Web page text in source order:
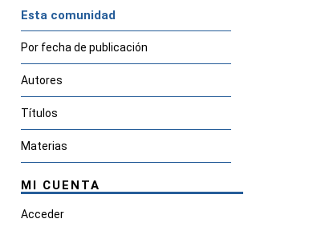
Esta comunidad
Por fecha de publicación
Autores
Títulos
Materias
MI CUENTA
Acceder